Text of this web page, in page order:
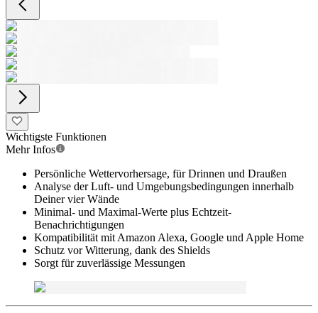
Wichtigste Funktionen
Mehr Infos
Persönliche Wettervorhersage, für Drinnen und Draußen
Analyse der Luft- und Umgebungsbedingungen innerhalb
Deiner vier Wände
Minimal- und Maximal-Werte plus Echtzeit-
Benachrichtigungen
Kompatibilität mit Amazon Alexa, Google und Apple Home
Schutz vor Witterung, dank des Shields
Sorgt für zuverlässige Messungen